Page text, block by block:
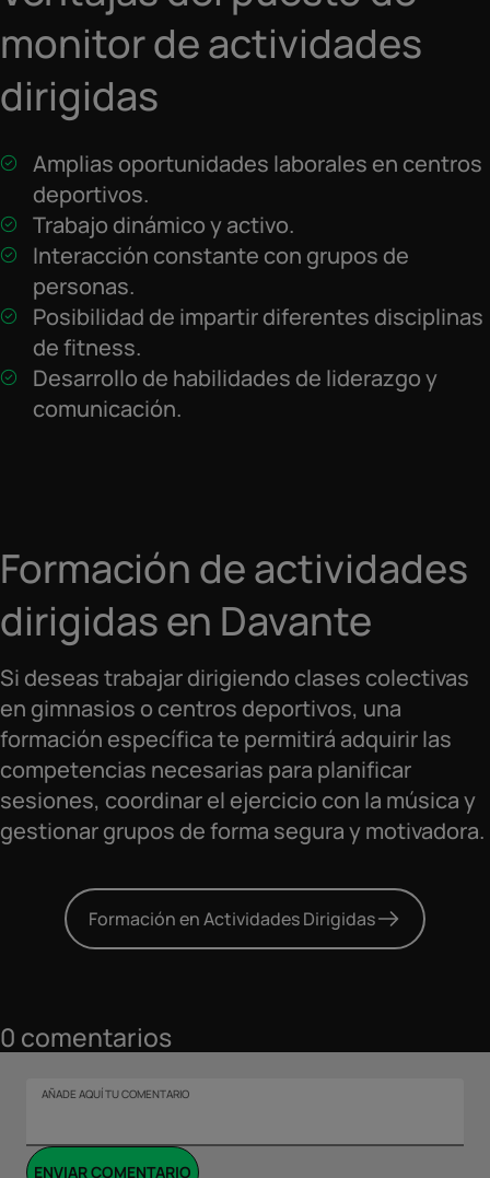
monitor de actividades
dirigidas
Amplias oportunidades laborales en centros
deportivos.
Trabajo dinámico y activo.
Interacción constante con grupos de
personas.
Posibilidad de impartir diferentes disciplinas
de fitness.
Desarrollo de habilidades de liderazgo y
comunicación.
Formación de actividades
dirigidas en Davante
Si deseas trabajar dirigiendo clases colectivas
en gimnasios o centros deportivos, una
formación específica te permitirá adquirir las
competencias necesarias para planificar
sesiones, coordinar el ejercicio con la música y
gestionar grupos de forma segura y motivadora.
Formación en Actividades Dirigidas
0 comentarios
AÑADE AQUÍ TU COMENTARIO
ENVIAR COMENTARIO